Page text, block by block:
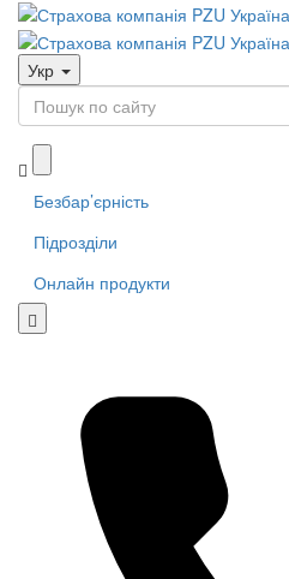
Укр
Безбар’єрність
Підрозділи
Онлайн продукти